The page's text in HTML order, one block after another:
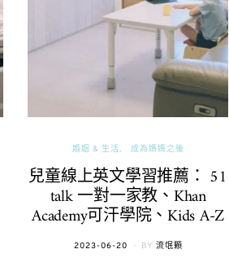
婚姻 & 生活 成為媽媽之後
兒童線上英文學習推薦： 51
talk 一對一家教、Khan
Academy可汗學院、Kids A-Z
POSTED
2023-06-20 BY 流氓顆